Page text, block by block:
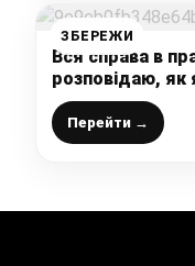
ЗБЕРЕЖИ
Вся справа в
розповідаю, як
кефірі (ділюся
Перейти →